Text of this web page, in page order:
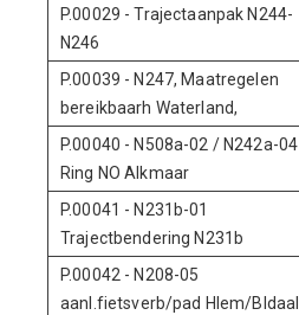
P.00029 - Trajectaanpak N244-
N246
P.00039 - N247, Maatregelen
bereikbaarh Waterland,
P.00040 - N508a-02 / N242a-04
Ring NO Alkmaar
P.00041 - N231b-01
Trajectbendering N231b
P.00042 - N208-05
aanl.fietsverb/pad Hlem/Bldaal